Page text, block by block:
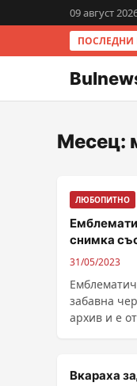
09 август
Месец:
ЛЮБОПИТНО
снимка
31/05/2023
забавна
архив и е
Вкараха